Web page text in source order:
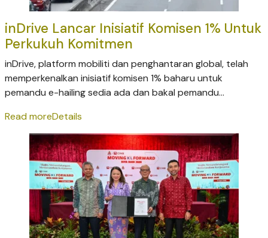
inDrive Lancar Inisiatif Komisen 1% Untuk
Perkukuh Komitmen
inDrive, platform mobiliti dan penghantaran global, telah
memperkenalkan inisiatif komisen 1% baharu untuk
pemandu e-hailing sedia ada dan bakal pemandu...
Read moreDetails